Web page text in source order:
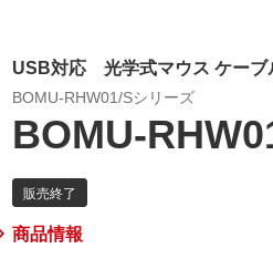
USB対応 光学式マウス ケーブ
BOMU-RHW01/Sシリーズ
BOMU-
商品情報